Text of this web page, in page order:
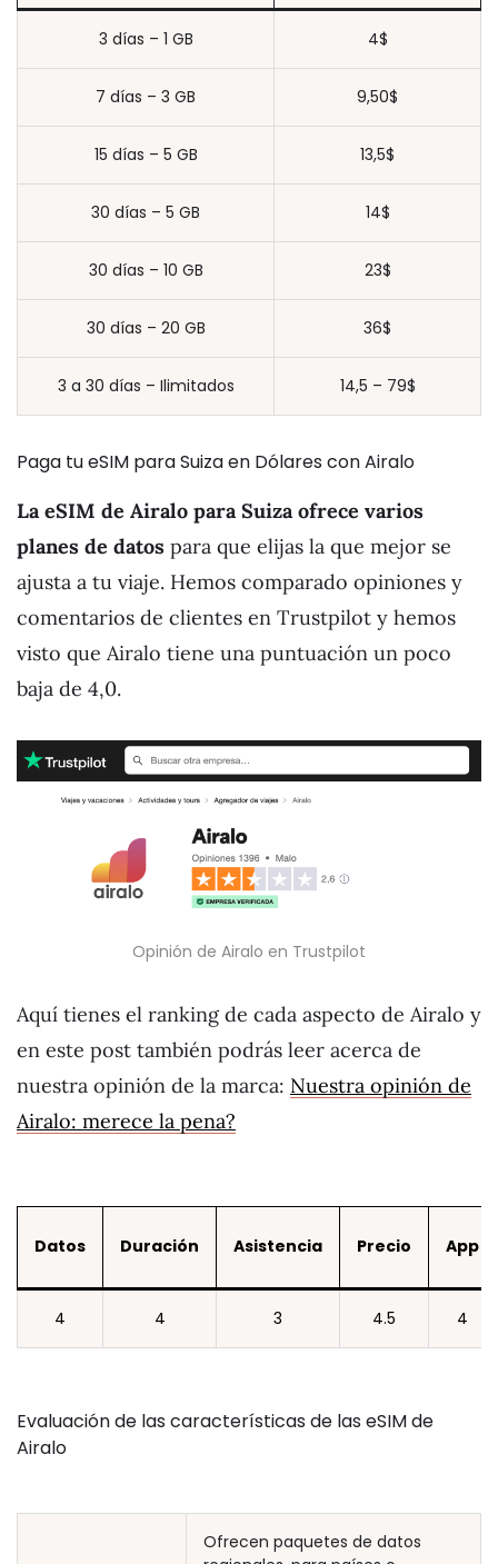
3 días – 1 GB 4$
7 días – 3 GB 9,50$
15 días – 5 GB 13,5$
30 días – 5 GB 14$
30 días – 10 GB 23$
30 días – 20 GB 36$
3 a 30 días – Ilimitados 14,5 – 79$
Paga tu eSIM para Suiza en Dólares con Airalo
La eSIM de Airalo para Suiza ofrece varios
planes de datos para que elijas la que mejor se
ajusta a tu viaje. Hemos comparado opiniones y
comentarios de clientes en Trustpilot y hemos
visto que Airalo tiene una puntuación un poco
baja de 4,0.
Opinión de Airalo en Trustpilot
Aquí tienes el ranking de cada aspecto de Airalo y
en este post también podrás leer acerca de
nuestra opinión de la marca: Nuestra opinión de
Airalo: merece la pena?
Datos Duración Asistencia Precio App
4 4 3 4.5 4
Evaluación de las características de las eSIM de
Airalo
Ofrecen paquetes de datos